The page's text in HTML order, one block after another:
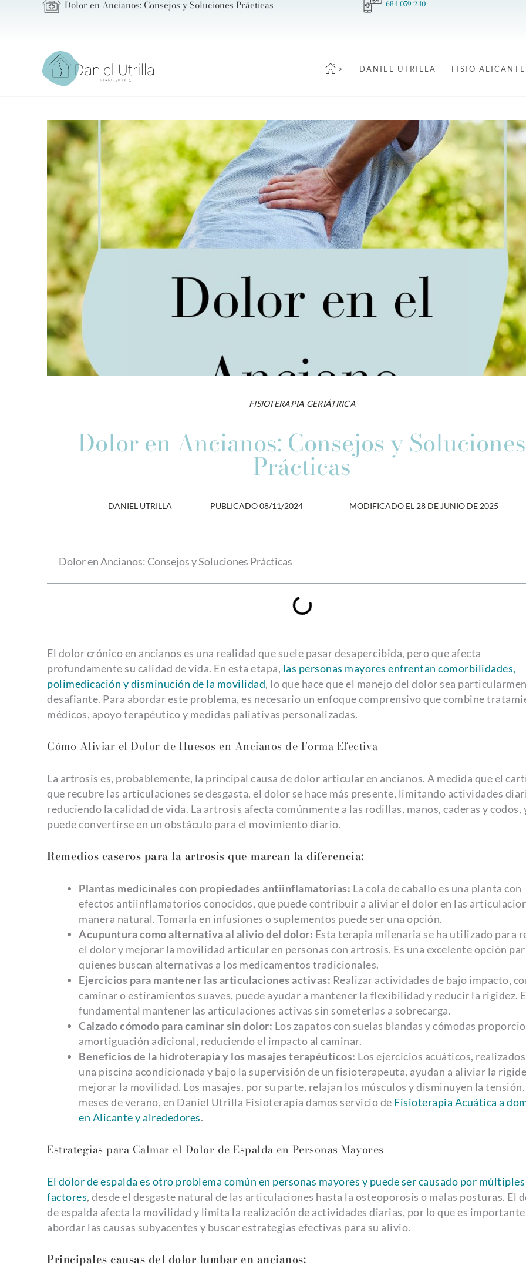
Dolor en Ancianos: Consejos y Soluciones Prácticas 684 059 240
> DANIEL UTRILLA FISIO ALICANTE
FISIOTERAPIA GERIÁTRICA
Dolor en Ancianos: Consejos y Soluciones
Prácticas
DANIEL UTRILLA PUBLICADO 08/11/2024 MODIFICADO EL 28 DE JUNIO DE 2025
Dolor en Ancianos: Consejos y Soluciones Prácticas
El dolor crónico en ancianos es una realidad que suele pasar desapercibida, pero que afecta
profundamente su calidad de vida. En esta etapa, las personas mayores enfrentan comorbilidades,
polimedicación y disminución de la movilidad, lo que hace que el manejo del dolor sea
desafiante. Para abordar este problema, es necesario un enfoque comprensivo que combine
médicos, apoyo terapéutico y medidas paliativas personalizadas.
Cómo Aliviar el Dolor de Huesos en Ancianos de Forma Efectiva
La artrosis es, probablemente, la principal causa de dolor articular en ancianos. A medida que el
que recubre las articulaciones se desgasta, el dolor se hace más presente, limitando actividades
reduciendo la calidad de vida. La artrosis afecta comúnmente a las rodillas, manos, caderas y codos,
puede convertirse en un obstáculo para el movimiento diario.
Remedios caseros para la artrosis que marcan la diferencia:
Plantas medicinales con propiedades antiinflamatorias: La cola de caballo es una planta con
efectos antiinflamatorios conocidos, que puede contribuir a aliviar el dolor en las
manera natural. Tomarla en infusiones o suplementos puede ser una opción.
Acupuntura como alternativa al alivio del dolor: Esta terapia milenaria se ha utilizado para
el dolor y mejorar la movilidad articular en personas con artrosis. Es una excelente opción
quienes buscan alternativas a los medicamentos tradicionales.
Ejercicios para mantener las articulaciones activas: Realizar actividades de bajo impacto,
caminar o estiramientos suaves, puede ayudar a mantener la flexibilidad y reducir la rigidez.
fundamental mantener las articulaciones activas sin someterlas a sobrecarga.
Calzado cómodo para caminar sin dolor: Los zapatos con suelas blandas y cómodas
amortiguación adicional, reduciendo el impacto al caminar.
Beneficios de la hidroterapia y los masajes terapéuticos: Los ejercicios acuáticos,
una piscina acondicionada y bajo la supervisión de un fisioterapeuta, ayudan a aliviar la
mejorar la movilidad. Los masajes, por su parte, relajan los músculos y disminuyen la tensión.
meses de verano, en Daniel Utrilla Fisioterapia damos servicio de Fisioterapia Acuática a
en Alicante y alrededores.
Estrategias para Calmar el Dolor de Espalda en Personas Mayores
El dolor de espalda es otro problema común en personas mayores y puede ser causado por múltiples
factores, desde el desgaste natural de las articulaciones hasta la osteoporosis o malas posturas. El
de espalda afecta la movilidad y limita la realización de actividades diarias, por lo que es importante
abordar las causas subyacentes y buscar estrategias efectivas para su alivio.
Principales causas del dolor lumbar en ancianos: